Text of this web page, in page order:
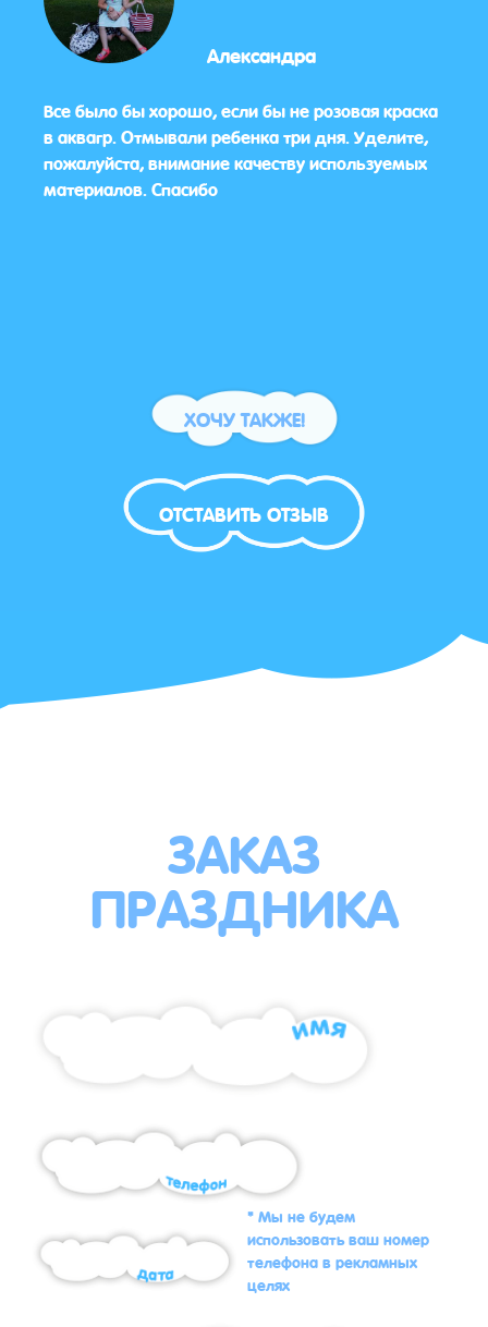
Александра
Все было бы хорошо, если бы не розовая краска
в аквагр. Отмывали ребенка три дня. Уделите,
пожалуйста, внимание качеству используемых
материалов. Спасибо
ХОЧУ ТАКЖЕ!
ОТСТАВИТЬ ОТЗЫВ
ЗАКАЗ
ПРАЗДНИКА
* Мы не будем
использовать ваш номер
телефона в рекламных
целях